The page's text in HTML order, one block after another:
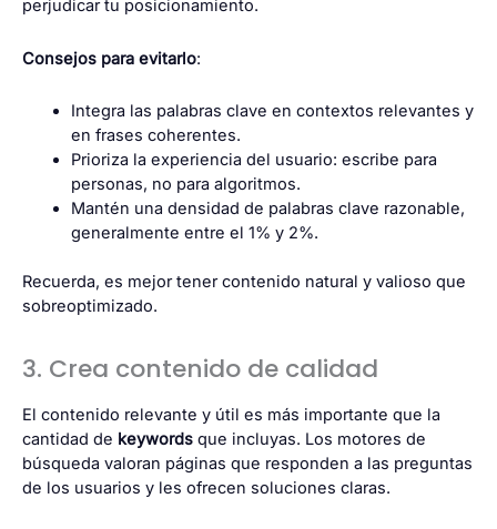
perjudicar tu posicionamiento.
Consejos para evitarlo:
Integra las palabras clave en contextos relevantes y
en frases coherentes.
Prioriza la experiencia del usuario: escribe para
personas, no para algoritmos.
Mantén una densidad de palabras clave razonable,
generalmente entre el 1% y 2%.
Recuerda, es mejor tener contenido natural y valioso que
sobreoptimizado.
3. Crea contenido de calidad
El contenido relevante y útil es más importante que la
cantidad de keywords que incluyas. Los motores de
búsqueda valoran páginas que responden a las preguntas
de los usuarios y les ofrecen soluciones claras.